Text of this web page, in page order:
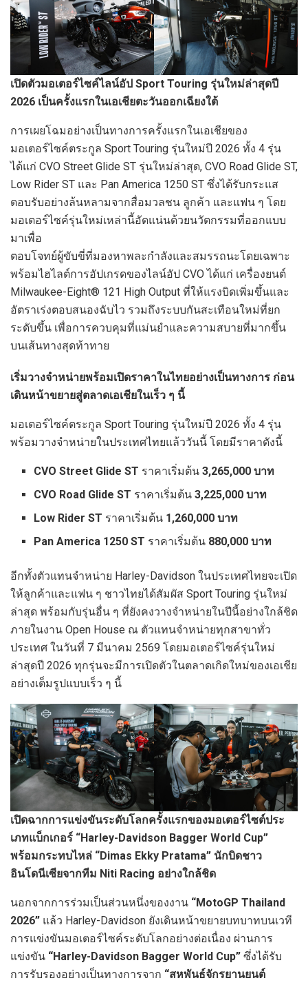
เปิดตัวมอเตอร์ไซค์ไลน์อัป Sport Touring รุ่นใหม่ล่าสุดปี
2026 เป็นครั้งแรกในเอเชียตะวันออกเฉียงใต้
การเผยโฉมอย่างเป็นทางการครั้งแรกในเอเชียของ
มอเตอร์ไซค์ตระกูล Sport Touring รุ่นใหม่ปี 2026 ทั้ง 4 รุ่น
ได้แก่ CVO Street Glide ST รุ่นใหม่ล่าสุด, CVO Road Glide ST,
Low Rider ST และ Pan America 1250 ST ซึ่งได้รับกระแส
ตอบรับอย่างล้นหลามจากสื่อมวลชน ลูกค้า และแฟน ๆ โดย
มอเตอร์ไซค์รุ่นใหม่เหล่านี้อัดแน่นด้วยนวัตกรรมที่ออกแบบ
มาเพื่อ
ตอบโจทย์ผู้ขับขี่ที่มองหาพละกำลังและสมรรถนะโดยเฉพาะ
พร้อมไฮไลต์การอัปเกรดของไลน์อัป CVO ได้แก่ เครื่องยนต์
Milwaukee-Eight® 121 High Output ที่ให้แรงบิดเพิ่มขึ้นและ
อัตราเร่งตอบสนองฉับไว รวมถึงระบบกันสะเทือนใหม่ที่ยก
ระดับขึ้น เพื่อการควบคุมที่แม่นยำและความสบายที่มากขึ้น
บนเส้นทางสุดท้าทาย
เริ่มวางจำหน่ายพร้อมเปิดราคาในไทยอย่างเป็นทางการ ก่อน
เดินหน้าขยายสู่ตลาดเอเชียในเร็ว ๆ นี้
มอเตอร์ไซค์ตระกูล Sport Touring รุ่นใหม่ปี 2026 ทั้ง 4 รุ่น
พร้อมวางจำหน่ายในประเทศไทยแล้ววันนี้ โดยมีราคาดังนี้
CVO Street Glide ST ราคาเริ่มต้น3,265,000 บาท
CVO Road Glide ST ราคาเริ่มต้น3,225,000 บาท
Low Rider ST ราคาเริ่มต้น 1,260,000 บาท
Pan America 1250 ST ราคาเริ่มต้น 880,000 บาท
อีกทั้งตัวแทนจำหน่าย Harley-Davidson ในประเทศไทยจะเปิด
ให้ลูกค้าและแฟน ๆ ชาวไทยได้สัมผัส Sport Touring รุ่นใหม่
ล่าสุด พร้อมกับรุ่นอื่น ๆ ที่ยังคงวางจำหน่ายในปีนี้อย่างใกล้ชิด
ภายในงาน Open House ณ ตัวแทนจำหน่ายทุกสาขาทั่ว
ประเทศ ในวันที่ 7 มีนาคม 2569 โดยมอเตอร์ไซค์รุ่นใหม่
ล่าสุดปี 2026 ทุกรุ่นจะมีการเปิดตัวในตลาดเกิดใหม่ของเอเชีย
อย่างเต็มรูปแบบเร็ว ๆ นี้
เปิดฉากการแข่งขันระดับโลกครั้งแรกของมอเตอร์ไซต์ประ
เภทแบ็กเกอร์ “Harley-Davidson Bagger World Cup”
พร้อมกระทบไหล่ “Dimas Ekky Pratama” นักบิดชาว
อินโดนีเซียจากทีม Niti Racing อย่างใกล้ชิด
นอกจากการร่วมเป็นส่วนหนึ่งของงาน “MotoGP Thailand
2026” แล้ว Harley-Davidson ยังเดินหน้าขยายบทบาทบนเวที
การแข่งขันมอเตอร์ไซค์ระดับโลกอย่างต่อเนื่อง ผ่านการ
แข่งขัน “Harley-Davidson Bagger World Cup” ซึ่งได้รับ
การรับรองอย่างเป็นทางการจาก “สหพันธ์จักรยานยนต์